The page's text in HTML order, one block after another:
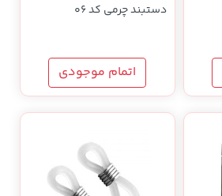
دستبند چرمی کد 06
اتمام موجودی